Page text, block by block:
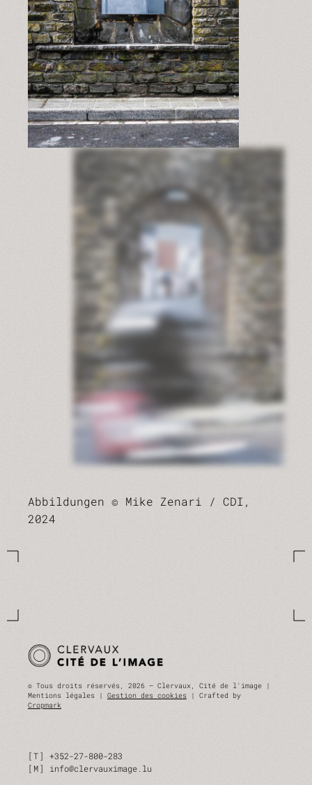
Abbildungen © Mike Zenari / CDI,
2024
© Tous droits réservés, 2026 — Clervaux, Cité de l'image |
Mentions légales | Gestion des cookies | Crafted by
Cropmark
T
+352-27-800-283
M
info@clervauximage.lu